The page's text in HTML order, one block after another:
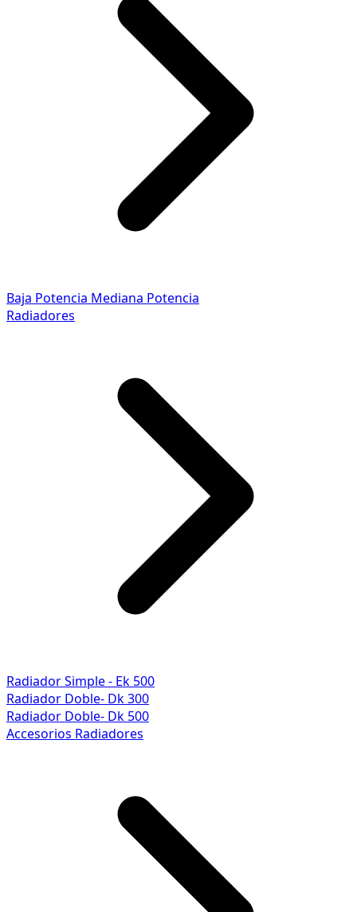
Baja Potencia Mediana Potencia
Radiadores
Radiador Simple - Ek 500
Radiador Doble- Dk 300
Radiador Doble- Dk 500
Accesorios Radiadores